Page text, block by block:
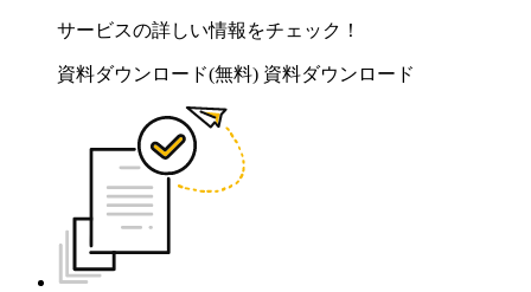
サービスの詳しい情報をチェック！
資料ダウンロード(無料) 資料ダウンロード